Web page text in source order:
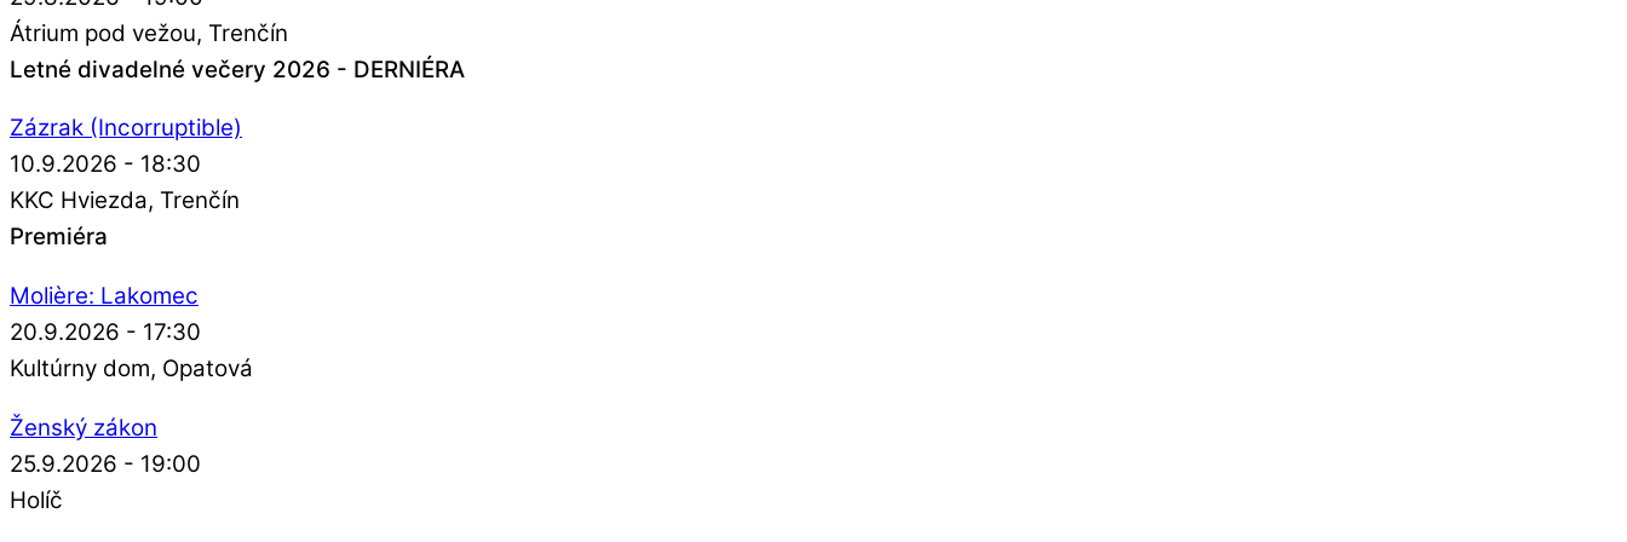
Átrium pod vežou Trenčín
Letné divadelné večery 2026 - DERNIÉRA
Zázrak (Incorruptible)
10.9.2026 - 18:30
KKC Hviezda Trenčín
Premiéra
Molière: Lakomec
20.9.2026 - 17:30
Kultúrny dom Opatová
Ženský zákon
25.9.2026 - 19:00
Holíč